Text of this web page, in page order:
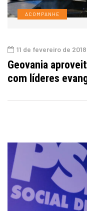
ACOMPANHE
11 de fevereiro de 2018
Geovania
com líderes